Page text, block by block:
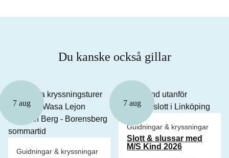
Du kanske också gillar
7 aug
Guidningar & kryssningar
7 aug
Guidningar & kryssningar
Slott & slussar med
M/S Kind 2026